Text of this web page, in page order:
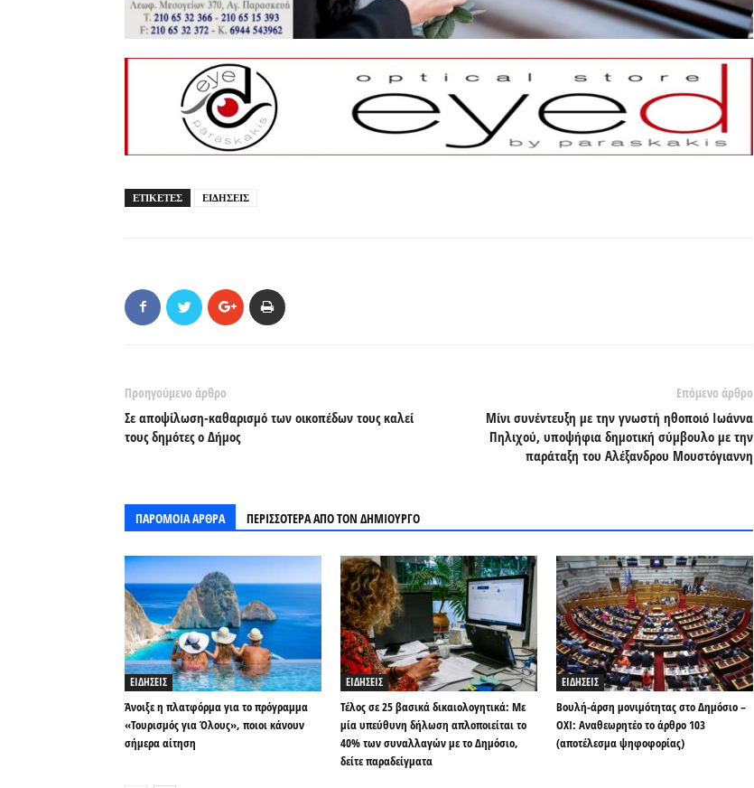
ΕΤΙΚΕΤΕΣ ΕΙΔΗΣΕΙΣ
Προηγούμενο άρθρο
Σε αποψίλωση-καθαρισμό των οικοπέδων τους καλεί
τους δημότες ο Δήμος
Επόμενο άρθρο
Μίνι συνέντευξη με την γνωστή ηθοποιό Ιωάννα
Πηλιχού, υποψήφια δημοτική σύμβουλο με την
παράταξη του Αλέξανδρου Μουστόγιαννη
ΠΑΡΟΜΟΙΑ ΑΡΘΡΑ ΠΕΡΙΣΣΟΤΕΡΑ ΑΠΟ ΤΟΝ ΔΗΜΙΟΥΡΓΟ
ΕΙΔΗΣΕΙΣ
Άνοιξε η πλατφόρμα για το πρόγραμμα
«Τουρισμός για Όλους», ποιοι κάνουν
σήμερα αίτηση
ΕΙΔΗΣΕΙΣ
Τέλος σε 25 βασικά δικαιολογητικά: Με
μία υπεύθυνη δήλωση απλοποιείται το
40% των συναλλαγών με το Δημόσιο,
δείτε παραδείγματα
ΕΙΔΗΣΕΙΣ
Βουλή-άρση μονιμότητας στο Δημόσιο –
OXI: Αναθεωρητέο το άρθρο 103
(αποτέλεσμα ψηφοφορίας)